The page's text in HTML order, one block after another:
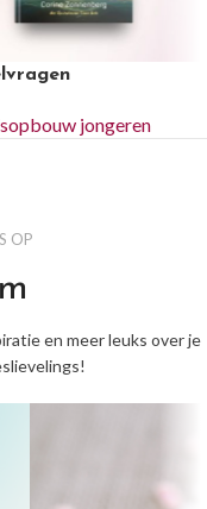
jongeren
OP
en meer leuks over je